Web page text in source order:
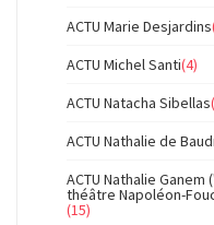
ACTU Marie Desjardins
ACTU Michel Santi(4)
ACTU Natacha Sibellas
ACTU Nathalie de
ACTU Nathalie
théâtre Napoléon-
(15)